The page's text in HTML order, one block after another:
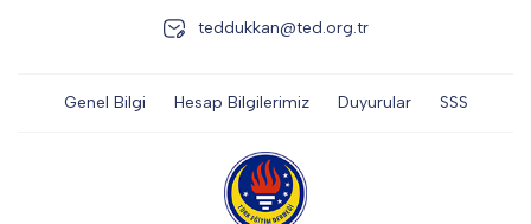
KALEM & KALEM SETİ
teddukkan@ted.org.tr
Genel Bilgi Hesap Bilgilerimiz Duyurular SSS